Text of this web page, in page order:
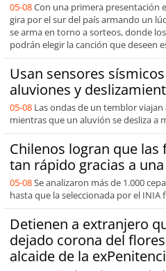
05-08Con una primera presentación
gira por el sur del país armando un
se arma en torno a sorteos, donde
podrán elegir la canción que deseen
Usan sensores
aluviones y
05-08 Las ondas de un temblor
mientras que un aluvión se desliza a
Chilenos logran que
tan rápido gracias a
05-08Se analizaron más de 1.000
hasta que la seleccionada por el INIA
Detienen a extranjero
dejado corona del
alcaide de la